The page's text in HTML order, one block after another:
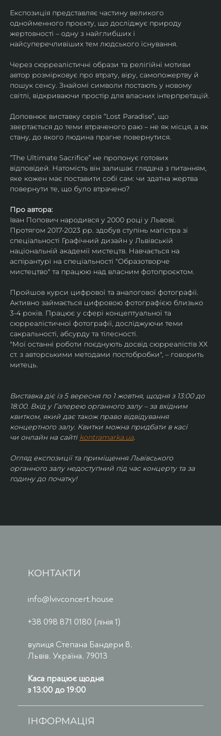
Експозиція представляє частину великого
однойменного проєкту, що досліджує природу
жертовності – одну з найглибших і
найсуперечливіших тем людського існування.
Через сюрреалістичні образи та релігійні мотиви
автор розмірковує про втрату, віру, самопожертву й
пошук сенсу. Знайомі символи постають у новому
світлі, відкриваючи простір для власних інтерпретацій.
Доповнює виставку серія “Lost Paradise”, що
звертається до теми втраченого раю – не як місця, а як
стану, до якого людина прагне повернутися.
“The Ultimate Sacrifice” не пропонує готових
відповідей. Натомість він залишає глядача з питанням,
яке кожен має поставити собі сам: чи здатна жертва
повернути те, що було втрачено?
Про автора:
Іван Попович народився у 2000 році у Львові.
Протягом 2017-2023 рр. здобув ступінь магістра зі
спеціальності Графічний дизайн у Львівській
національній академії мистецтв. Навчається на
аспірантурі на спеціальності "Образотворче
мистецтво" та працюю над власним фотопроєктом.
Пройшов курси цифрової та аналогової фотографії.
Активно займається цифровою фотографією близько
3-4 років. Працює у сфері концептуальної та
сюрреалістичної фотографії, досліджуючи теми
сакральності, абсурду та тілесності.
"Мої останні роботи поєднують досвід сюрреалістів ХХ
ст. з авторськими методами постобробки", – говорить
митець.
Виставка діє із 5 вересня по 1 жовтня, щодня з 13:00 до
18:00. Вхід у Галерею органного залу – за вхідним
квитком, який дає також право відвідування
концертного залу. Квитки можна придбати в касі
чи онлайн на сайті kontramarka.ua.
Огляд експозиції та приміщення Львівського
органного залу недоступний під час концерту та за
годину до початку!
КОНТАКТИ
info@lvivconcert.house
+38 098 871 0180 (лінія 1)
вулиця Степана Бандери 8,
Львів, Україна, 79013
Каса працює щодня
з 13:00 до 19:00
ІНФОРМАЦІЯ